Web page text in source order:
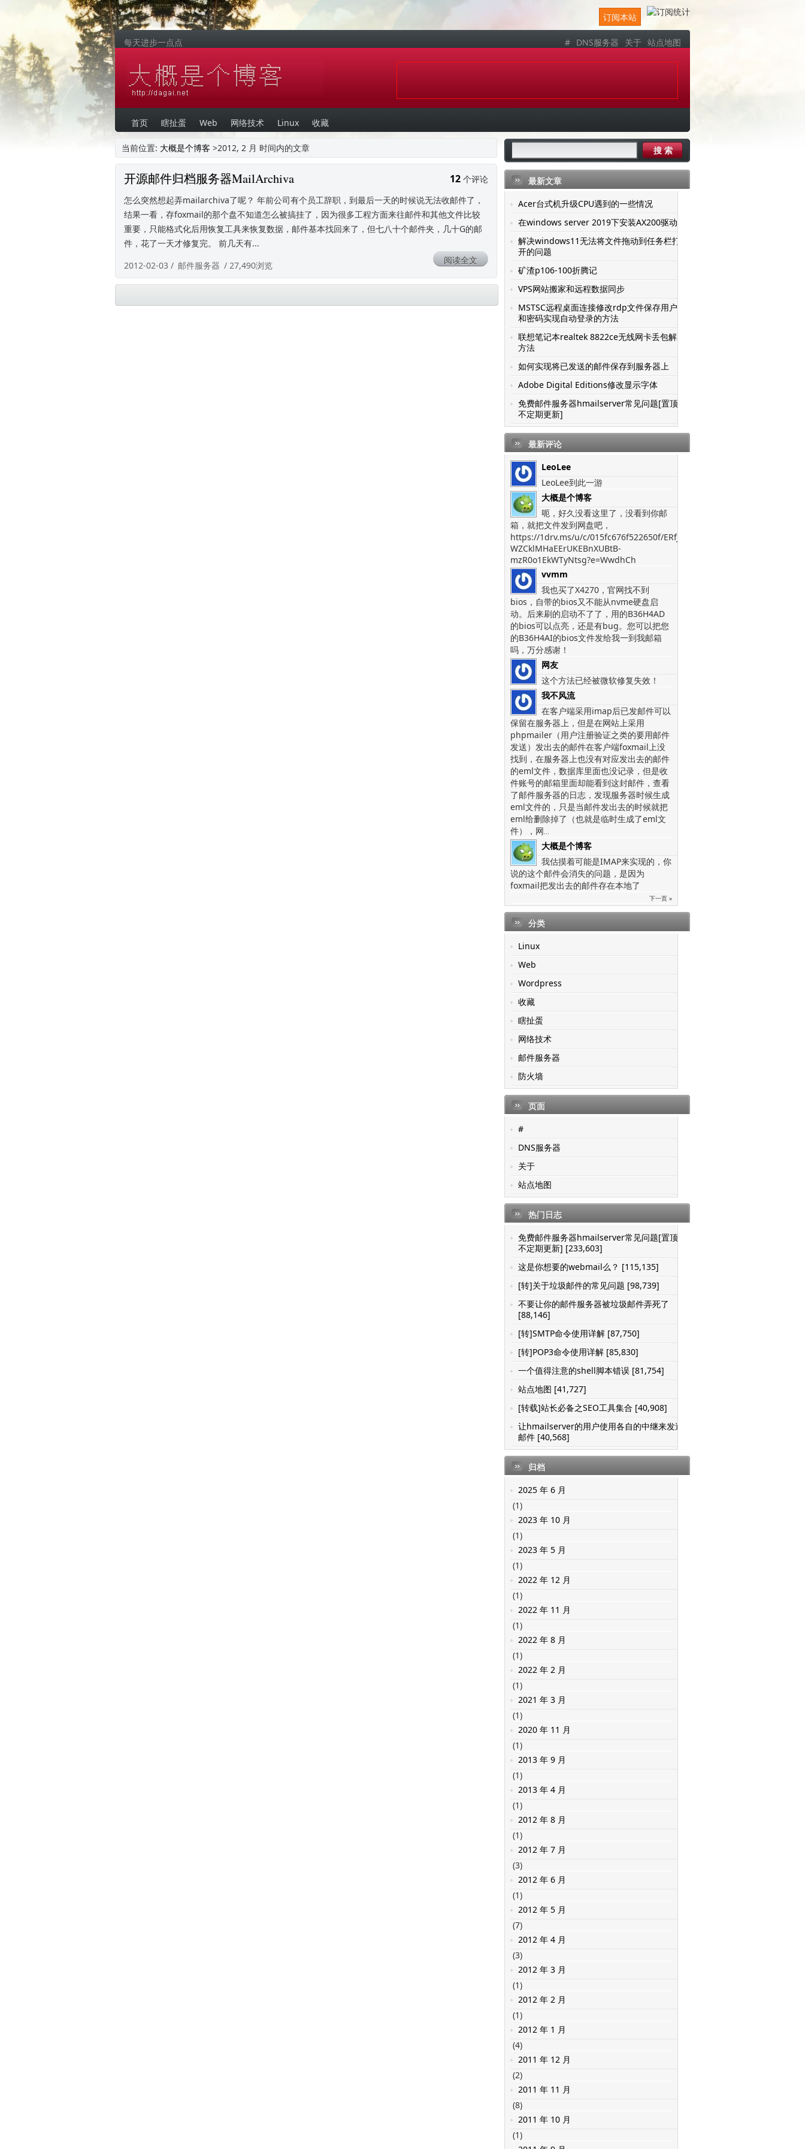
订阅本站
每天进步一点点 # DNS服务器 关于 站点地图
首页 瞎扯蛋 Web 网络技术 Linux 收藏
当前位置: 大概是个博客 >2012, 2 月 时间内的文章
开源邮件归档服务器MailArchiva 12 个评论
怎么突然想起弄mailarchiva了呢？ 年前公司有个员工辞职，到最后一天的时候说无法收邮件了，
结果一看，存foxmail的那个盘不知道怎么被搞挂了，因为很多工程方面来往邮件和其他文件比较
重要，只能格式化后用恢复工具来恢复数据，邮件基本找回来了，但七八十个邮件夹，几十G的邮
件，花了一天才修复完。 前几天有...
2012-02-03 / 邮件服务器 / 27,490浏览 阅读全文
最新文章
Acer台式机升级CPU遇到的一些情况
在windows server 2019下安装AX200驱动
解决windows11无法将文件拖动到任务栏打
开的问题
矿渣p106-100折腾记
VPS网站搬家和远程数据同步
MSTSC远程桌面连接修改rdp文件保存用户名
和密码实现自动登录的方法
联想笔记本realtek 8822ce无线网卡丢包解决
方法
如何实现将已发送的邮件保存到服务器上
Adobe Digital Editions修改显示字体
免费邮件服务器hmailserver常见问题[置顶-
不定期更新]
最新评论
LeoLee
LeoLee到此一游
大概是个博客
呃，好久没看这里了，没看到你邮
箱，就把文件发到网盘吧，
https://1drv.ms/u/c/015fc676f522650f/ERfJWGVz-
WZCklMHaEErUKEBnXUBtB-
mzR0o1EkWTyNtsg?e=WwdhCh
vvmm
我也买了X4270，官网找不到
bios，自带的bios又不能从nvme硬盘启
动。后来刷的启动不了了，用的B36H4AD
的bios可以点亮，还是有bug。您可以把您
的B36H4AI的bios文件发给我一到我邮箱
吗，万分感谢！
网友
这个方法已经被微软修复失效！
我不风流
在客户端采用imap后已发邮件可以
保留在服务器上，但是在网站上采用
phpmailer（用户注册验证之类的要用邮件
发送）发出去的邮件在客户端foxmail上没
找到，在服务器上也没有对应发出去的邮件
的eml文件，数据库里面也没记录，但是收
件账号的邮箱里面却能看到这封邮件，查看
了邮件服务器的日志，发现服务器时候生成
eml文件的，只是当邮件发出去的时候就把
eml给删除掉了（也就是临时生成了eml文
件），网...
大概是个博客
我估摸着可能是IMAP来实现的，你
说的这个邮件会消失的问题，是因为
foxmail把发出去的邮件存在本地了
下一页 »
分类
Linux
Web
Wordpress
收藏
瞎扯蛋
网络技术
邮件服务器
防火墙
页面
#
DNS服务器
关于
站点地图
热门日志
免费邮件服务器hmailserver常见问题[置顶-
不定期更新] [233,603]
这是你想要的webmail么？ [115,135]
[转]关于垃圾邮件的常见问题 [98,739]
不要让你的邮件服务器被垃圾邮件弄死了
[88,146]
[转]SMTP命令使用详解 [87,750]
[转]POP3命令使用详解 [85,830]
一个值得注意的shell脚本错误 [81,754]
站点地图 [41,727]
[转载]站长必备之SEO工具集合 [40,908]
让hmailserver的用户使用各自的中继来发送
邮件 [40,568]
归档
2025 年 6 月
(1)
2023 年 10 月
(1)
2023 年 5 月
(1)
2022 年 12 月
(1)
2022 年 11 月
(1)
2022 年 8 月
(1)
2022 年 2 月
(1)
2021 年 3 月
(1)
2020 年 11 月
(1)
2013 年 9 月
(1)
2013 年 4 月
(1)
2012 年 8 月
(1)
2012 年 7 月
(3)
2012 年 6 月
(1)
2012 年 5 月
(7)
2012 年 4 月
(3)
2012 年 3 月
(1)
2012 年 2 月
(1)
2012 年 1 月
(4)
2011 年 12 月
(2)
2011 年 11 月
(8)
2011 年 10 月
(1)